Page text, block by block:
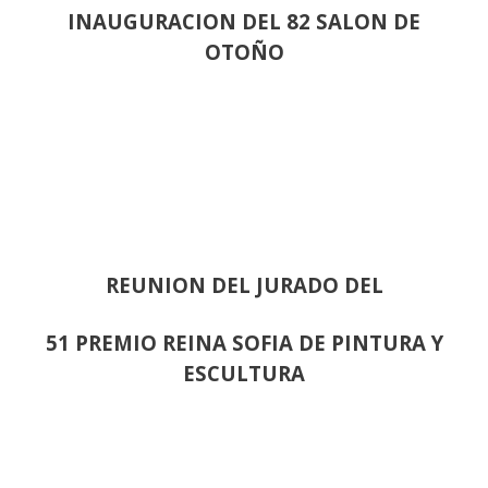
INAUGURACION DEL 82 SALON DE
OTOÑO
REUNION DEL JURADO DEL
51 PREMIO REINA SOFIA DE PINTURA Y
ESCULTURA